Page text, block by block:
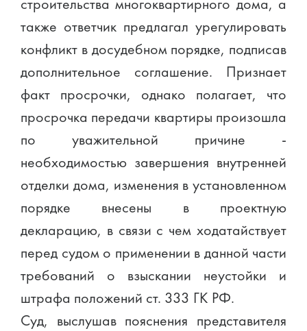
строительства многоквартирного дома, а
также ответчик предлагал урегулировать
конфликт в досудебном порядке, подписав
дополнительное соглашение. Признает
факт просрочки, однако полагает, что
просрочка передачи квартиры произошла
по уважительной причине -
необходимостью завершения внутренней
отделки дома, изменения в установленном
порядке внесены в проектную
декларацию, в связи с чем ходатайствует
перед судом о применении в данной части
требований о взыскании неустойки и
штрафа положений ст. 333 ГК РФ.
Суд, выслушав пояснения представителя